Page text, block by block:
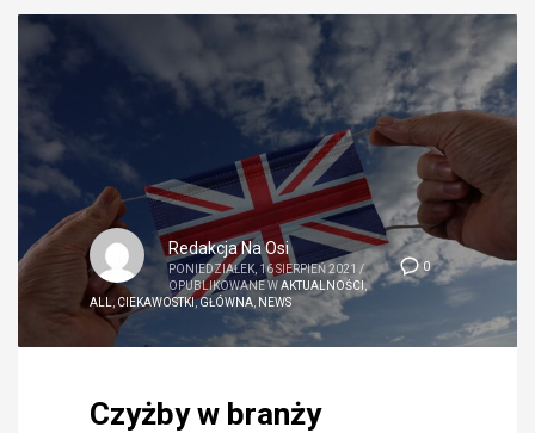
0
Redakcja Na Osi
PONIEDZIAŁEK, 16 SIERPIEŃ 2021 /
OPUBLIKOWANE WAKTUALNOŚCI,
ALL
CIEKAWOSTKI,GŁÓWNA NEWS
Czyżby w branży